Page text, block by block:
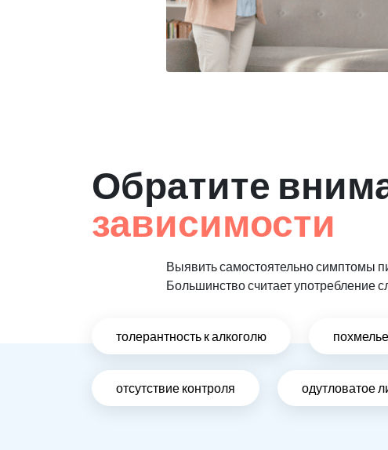
Обратите
зависимости
Выявить самостоятельно симптомы
Большинство считает употребление
толерантность к алкоголю похмелье
отсутствие контроля одутловатое